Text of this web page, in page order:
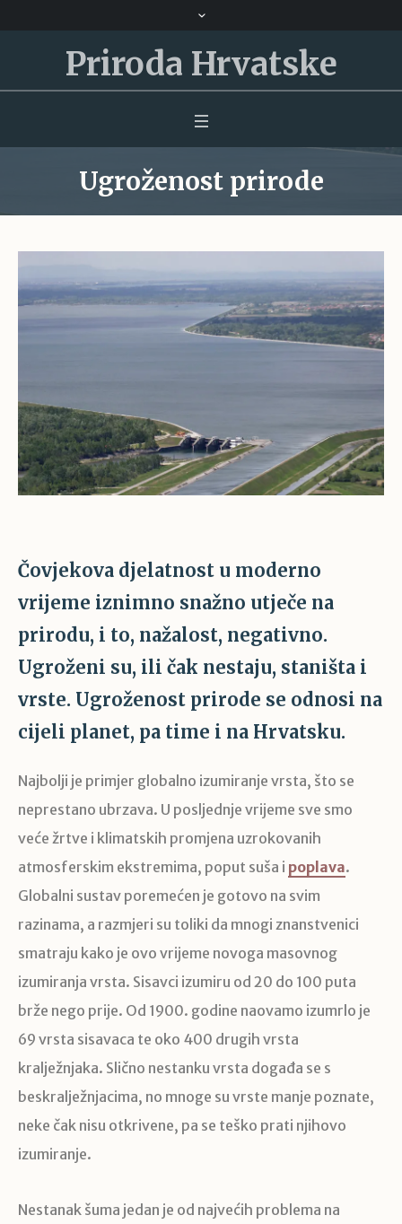
Priroda Hrvatske
Ugroženost prirode
Čovjekova djelatnost u moderno
vrijeme iznimno snažno utječe na
prirodu, i to, nažalost, negativno.
Ugroženi su, ili čak nestaju, staništa i
vrste. Ugroženost prirode se odnosi na
cijeli planet, pa time i na Hrvatsku.
Najbolji je primjer globalno izumiranje vrsta, što se
neprestano ubrzava. U posljednje vrijeme sve smo
veće žrtve i klimatskih promjena uzrokovanih
atmosferskim ekstremima, poput suša i poplava.
Globalni sustav poremećen je gotovo na svim
razinama, a razmjeri su toliki da mnogi znanstvenici
smatraju kako je ovo vrijeme novoga masovnog
izumiranja vrsta. Sisavci izumiru od 20 do 100 puta
brže nego prije. Od 1900. godine naovamo izumrlo je
69 vrsta sisavaca te oko 400 drugih vrsta
kralježnjaka. Slično nestanku vrsta događa se s
beskralježnjacima, no mnoge su vrste manje poznate,
neke čak nisu otkrivene, pa se teško prati njihovo
izumiranje.
Nestanak šuma jedan je od najvećih problema na